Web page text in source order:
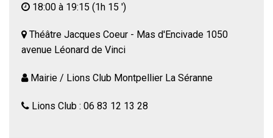
18:00 à 19:15 (1h 15 ')
Théâtre Jacques Coeur - Mas d'Encivade 1050
avenue Léonard de Vinci
Mairie / Lions Club Montpellier La Séranne
Lions Club : 06 83 12 13 28